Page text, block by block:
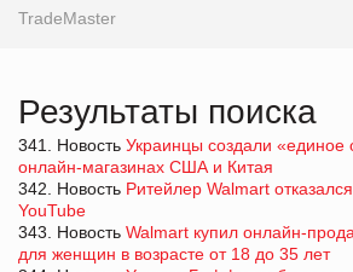
TradeMaster
Результаты поиска
341. Новость Украинцы создали «единое
онлайн-магазинах США и Китая
342. Новость Ритейлер Walmart
YouTube
343. Новость Walmart купил онлайн-
для женщин в возрасте от 18 до 35 лет